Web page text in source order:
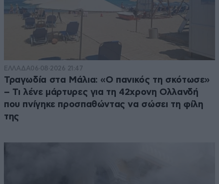
ΕΛΛΑΔΑ06·08·2026 21:47
Τραγωδία στα Μάλια: «Ο πανικός τη σκότωσε»
– Τι λένε μάρτυρες για τη 42χρονη Ολλανδή
που πνίγηκε προσπαθώντας να σώσει τη φίλη
της